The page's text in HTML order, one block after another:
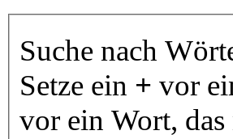
Suche nach
Setze ein + vor
vor ein Wort,